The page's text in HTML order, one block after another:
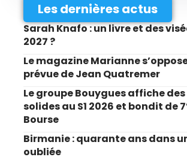
Les dernières actus
Sarah Knafo : un livre et des
2027 ?
Le magazine Marianne
prévue de Jean Quatremer
Le groupe Bouygues affiche
solides au S1 2026 et bondit de
Bourse
Birmanie : quarante ans dans
oubliée